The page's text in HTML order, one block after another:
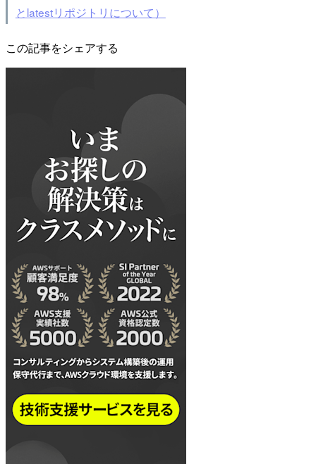
とlatestリポジトリについて）
この記事をシェアする